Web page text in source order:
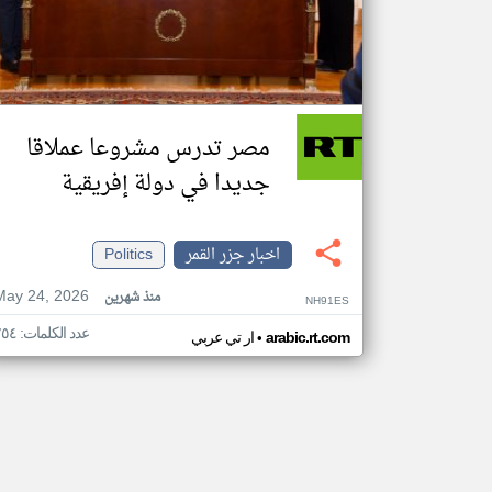
مصر تدرس مشروعا عملاقا
جديدا في دولة إفريقية
اخبار جزر القمر
Politics
24, 2026
منذ شهرين NH91ES
ار تي عربي• arabic.rt.com عدد الكلمات: ٢٥٤